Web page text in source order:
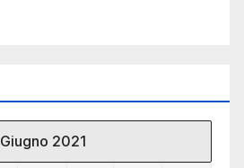
Giugno 2021